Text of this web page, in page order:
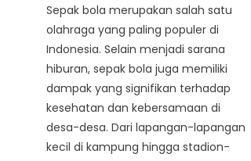
Sepak bola merupakan salah satu
olahraga yang paling populer di
Indonesia. Selain menjadi sarana
hiburan, sepak bola juga memiliki
dampak yang signifikan terhadap
kesehatan dan kebersamaan di
desa-desa. Dari lapangan-lapangan
kecil di kampung hingga stadion-